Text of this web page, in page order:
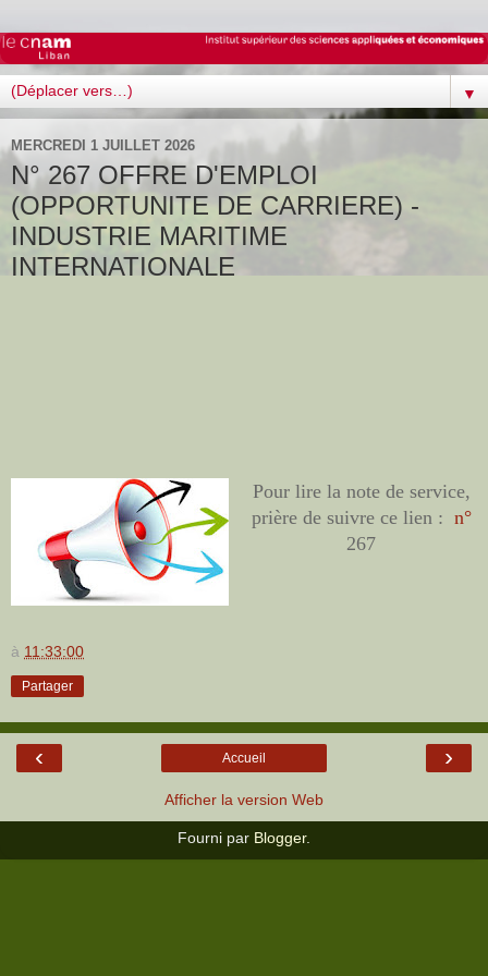
▼
MERCREDI 1 JUILLET 2026
N° 267 OFFRE D'EMPLOI
(OPPORTUNITE DE CARRIERE) -
INDUSTRIE MARITIME
INTERNATIONALE
Pour lire la note de service,
prière de suivre ce lien : n°
267
à 11:33:00
Partager
‹ ›
Accueil
Afficher la version Web
Fourni par Blogger.